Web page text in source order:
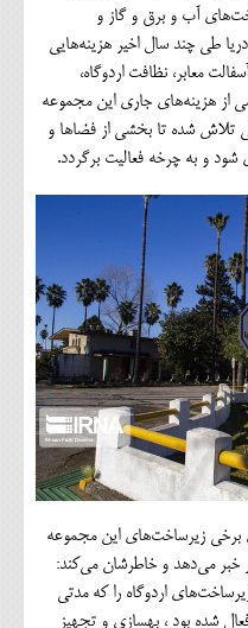
آب و برق و گاز و
آزادسازی حریم ۶۰ متری دریا طی چند سال اخیر هزینه‌هایی
معابر، نظافت اردوگاه،
از هزینه‌های جاری این مجموعه
تلاش شده تا بخشی از فضاها و
و به چرخه فعالیت برگردد.
برخی زیرساخت‌های این مجموعه
خبر می‌دهد و خاطرشان می‌کند:
اردوگاه را که مدتی
شده بود ، بهسازی و تجهیز